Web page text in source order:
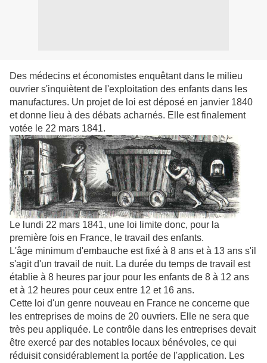
Des médecins et économistes enquêtant dans le milieu
ouvrier s'inquiètent de l'exploitation des enfants dans les
manufactures. Un projet de loi est déposé en janvier 1840
et donne lieu à des débats acharnés. Elle est finalement
votée le 22 mars 1841.
Le lundi 22 mars 1841, une loi limite donc, pour la
première fois en France, le travail des enfants.
L'âge minimum d'embauche est fixé à 8 ans et à 13 ans s'il
s'agit d'un travail de nuit. La durée du temps de travail est
établie à 8 heures par jour pour les enfants de 8 à 12 ans
et à 12 heures pour ceux entre 12 et 16 ans.
Cette loi d'un genre nouveau en France ne concerne que
les entreprises de moins de 20 ouvriers. Elle ne sera que
très peu appliquée. Le contrôle dans les entreprises devait
être exercé par des notables locaux bénévoles, ce qui
réduisit considérablement la portée de l'application. Les